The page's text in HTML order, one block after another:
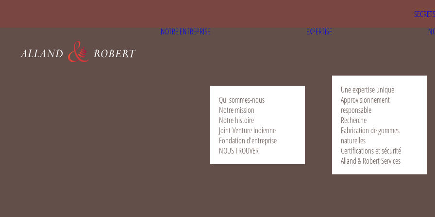
NOTRE ENTREPRISE
Qui sommes-nous
Notre mission
Notre histoire
Joint-Venture indienne
Fondation d'entreprise
NOUS TROUVER
EXPERTISE
Une expertise unique
Approvisionnement
responsable
Recherche
Fabrication de gommes
naturelles
Certifications et sécurité
Alland & Robert Services